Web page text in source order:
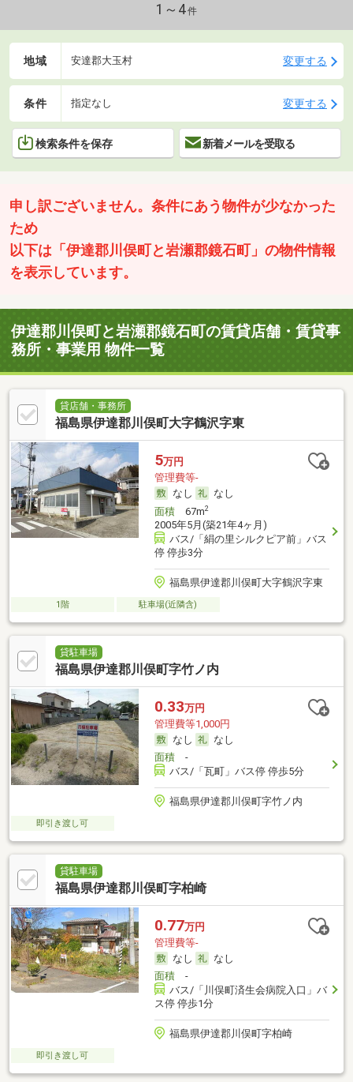
1～4件
地域 安達郡大玉村 変更する
条件 指定なし 変更する
検索条件を保存 新着メールを受取る
申し訳ございません。条件にあう物件が少なかった
ため
以下は「伊達郡川俣町と岩瀬郡鏡石町」の物件情報
を表示しています。
伊達郡川俣町と岩瀬郡鏡石町の賃貸店舗・賃貸事
務所・事業用 物件一覧
貸店舗・事務所
福島県伊達郡川俣町大字鶴沢字東
5万円
管理費等-
なし
なし
面積67m2
2005年5月(築21年4ヶ月)
バス/「絹の里シルクピア前」バス
停 停歩3分
福島県伊達郡川俣町大字鶴沢字東
1階 駐車場(近隣含)
貸駐車場
福島県伊達郡川俣町字竹ノ内
0.33万円
管理費等1,000円
なし
なし
面積-
バス/「瓦町」バス停 停歩5分
福島県伊達郡川俣町字竹ノ内
即引き渡し可
貸駐車場
福島県伊達郡川俣町字柏崎
0.77万円
管理費等-
なし
なし
面積-
バス/「川俣町済生会病院入口」バ
ス停 停歩1分
福島県伊達郡川俣町字柏崎
即引き渡し可